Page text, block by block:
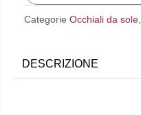
Categorie Occhiali da sole,
DESCRIZIONE